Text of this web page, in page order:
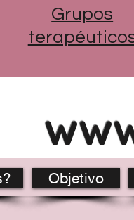
Grupos
Objetivo